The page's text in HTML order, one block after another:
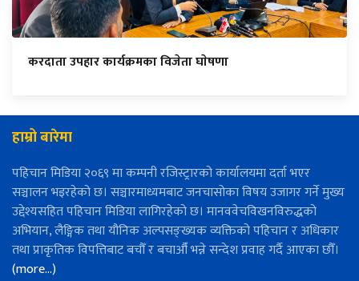
करदाता उपहार कार्यक्रमका विजेता घाेषणा
हाम्रो बारेमा
पहिचान मिडिया २०६९ मा कम्पनी रजिस्ट्रारको कार्यालयमा दर्ता भएर
सञ्चालन भइरहेको छ। सञ्चारमाध्यमबाट जनचासोका विषय उजागर गर्ने मुख्य
उद्देश्यसहित पहिचान मिडिया लागिरहेको छ। मानववेचविखनविरुद्धको
अभियान, लैङ्गिक तथा यौनिक अल्पसङ्ख्यक व्यक्तिको पहिचान र अधिकार
तथा प्राकृतिक विपत्तिबाट बचौँ र बचाऔँ भन्ने सन्देश प्रवाह गर्दै आएका छौँ।
(more…)